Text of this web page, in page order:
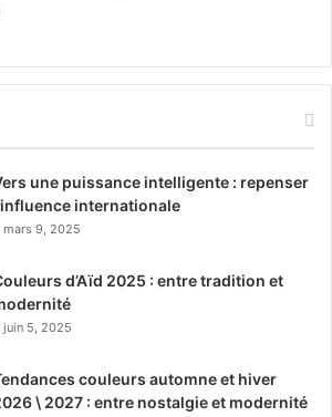
une puissance intelligente : repenser
internationale
mars 9, 2025
d’Aïd 2025 : entre tradition et
juin 5, 2025
couleurs automne et hiver
\ 2027 : entre nostalgie et modernité